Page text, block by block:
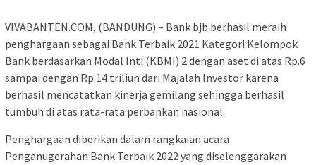
VIVABANTEN.COM, (BANDUNG) – Bank bjb berhasil meraih
penghargaan sebagai Bank Terbaik 2021 Kategori Kelompok
Bank berdasarkan Modal Inti (KBMI) 2 dengan aset di atas Rp.6
sampai dengan Rp.14 triliun dari Majalah Investor karena
berhasil mencatatkan kinerja gemilang sehingga berhasil
tumbuh di atas rata-rata perbankan nasional.
Penghargaan diberikan dalam rangkaian acara
Penganugerahan Bank Terbaik 2022 yang diselenggarakan